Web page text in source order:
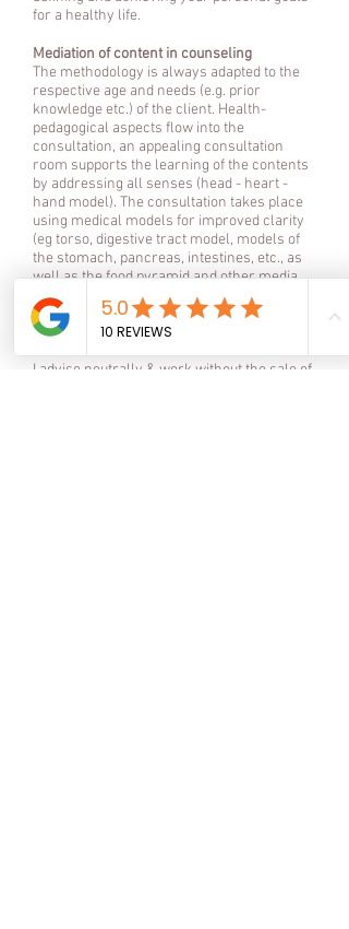
for a healthy life.
Mediation of content in counseling
The methodology is always adapted to the
respective age and needs (e.g. prior
knowledge etc.) of the client. Health-
pedagogical aspects flow into the
consultation, an appealing consultation
room supports the learning of the contents
by addressing all senses (head - heart -
hand model). The consultation takes place
using medical models for improved clarity
(eg torso, digestive tract model, models of
the stomach, pancreas, intestines, etc., as
well as the food pyramid and other media.
Age-appropriate media / games are
available for children and adolescents).
Product-neutral advice
I advise neutrally & work without the sale of